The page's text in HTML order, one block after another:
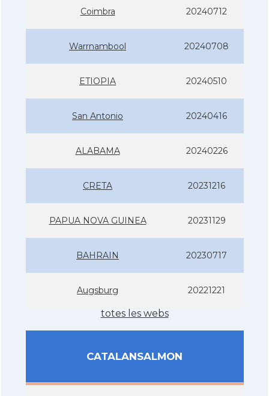
Coimbra 20240712
Warrnambool 20240708
ETIOPIA 20240510
San Antonio 20240416
ALABAMA 20240226
CRETA 20231216
PAPUA NOVA GUINEA 20231129
BAHRAIN 20230717
Augsburg 20221221
totes les webs
CATALANSALMON